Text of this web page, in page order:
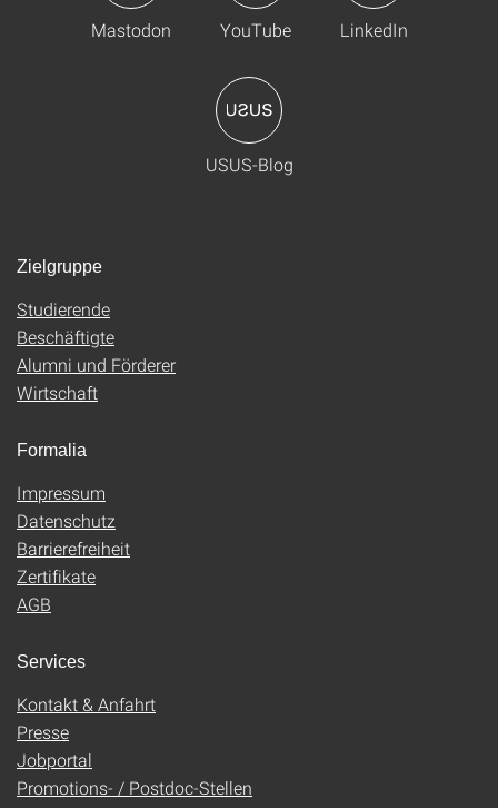
Mastodon YouTube LinkedIn
USUS-Blog
Zielgruppe
Studierende
Beschäftigte
Alumni und Förderer
Wirtschaft
Formalia
Impressum
Datenschutz
Barrierefreiheit
Zertifikate
AGB
Services
Kontakt & Anfahrt
Presse
Jobportal
Promotions- / Postdoc-Stellen